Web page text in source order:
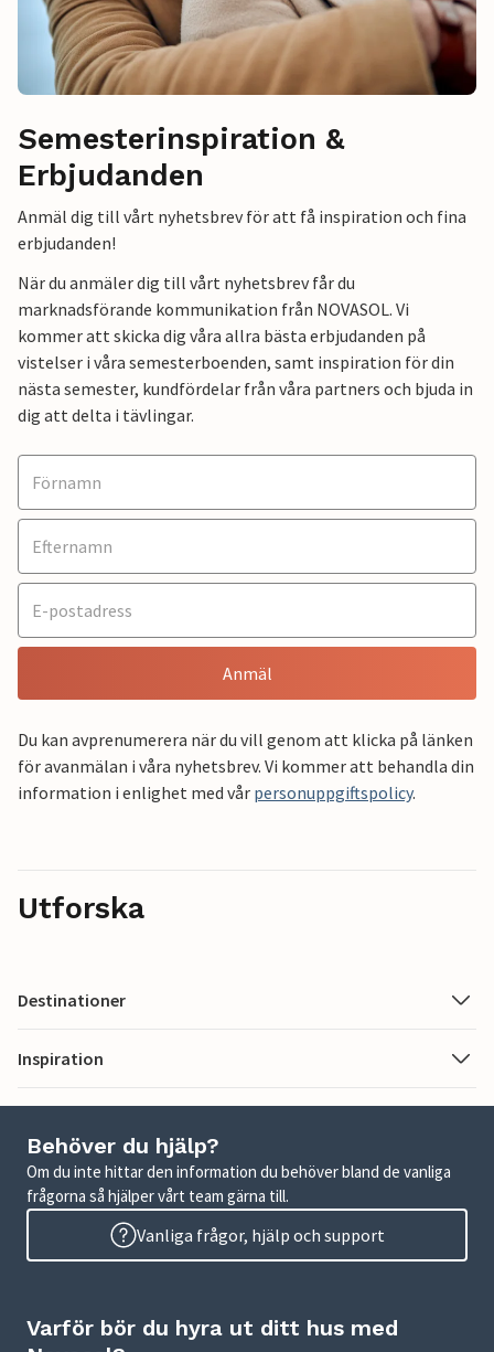
Semesterinspiration &
Erbjudanden
Anmäl dig till vårt nyhetsbrev för att få inspiration och fina
erbjudanden!
När du anmäler dig till vårt nyhetsbrev får du
marknadsförande kommunikation från NOVASOL. Vi
kommer att skicka dig våra allra bästa erbjudanden på
vistelser i våra semesterboenden, samt inspiration för din
nästa semester, kundfördelar från våra partners och bjuda in
dig att delta i tävlingar.
Anmäl
Du kan avprenumerera när du vill genom att klicka på länken
för avanmälan i våra nyhetsbrev. Vi kommer att behandla din
information i enlighet med vår personuppgiftspolicy.
Utforska
Destinationer
Inspiration
Behöver du hjälp?
Om du inte hittar den information du behöver bland de vanliga
frågorna så hjälper vårt team gärna till.
Vanliga frågor, hjälp och support
Varför bör du hyra ut ditt hus med